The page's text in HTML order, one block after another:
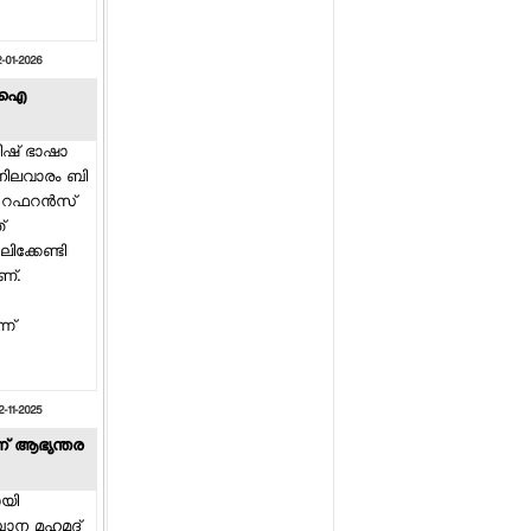
01-2026
ഭാഷാ
ബി
റഫറന്‍സ്
11-2025
ആഭ്യന്തര